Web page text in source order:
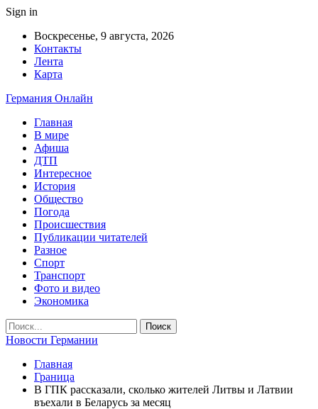
Sign in
Воскресенье, 9 августа, 2026
Контакты
Лента
Карта
Германия Онлайн
Главная
В мире
Афиша
ДТП
Интересное
История
Общество
Погода
Происшествия
Публикации читателей
Разное
Спорт
Транспорт
Фото и видео
Экономика
Новости Германии
Главная
Граница
В ГПК рассказали, сколько жителей Литвы и Латвии
въехали в Беларусь за месяц